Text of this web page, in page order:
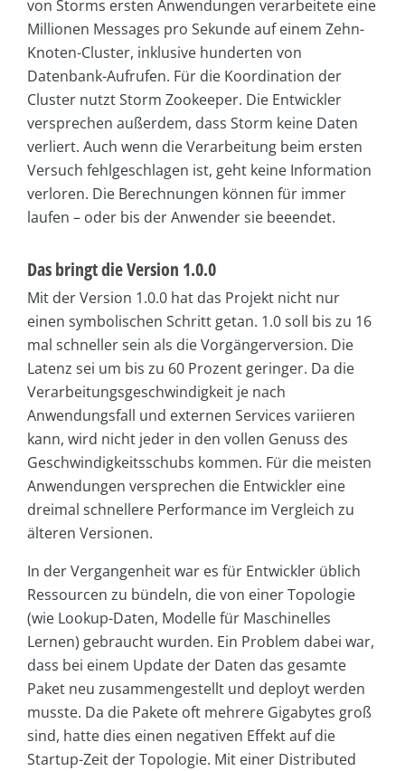
von Storms ersten Anwendungen verarbeitete eine
Millionen Messages pro Sekunde auf einem Zehn-
Knoten-Cluster, inklusive hunderten von
Datenbank-Aufrufen. Für die Koordination der
Cluster nutzt Storm Zookeeper. Die Entwickler
versprechen außerdem, dass Storm keine Daten
verliert. Auch wenn die Verarbeitung beim ersten
Versuch fehlgeschlagen ist, geht keine Information
verloren. Die Berechnungen können für immer
laufen – oder bis der Anwender sie beeendet.
Das bringt die Version 1.0.0
Mit der Version 1.0.0 hat das Projekt nicht nur
einen symbolischen Schritt getan. 1.0 soll bis zu 16
mal schneller sein als die Vorgängerversion. Die
Latenz sei um bis zu 60 Prozent geringer. Da die
Verarbeitungsgeschwindigkeit je nach
Anwendungsfall und externen Services variieren
kann, wird nicht jeder in den vollen Genuss des
Geschwindigkeitsschubs kommen. Für die meisten
Anwendungen versprechen die Entwickler eine
dreimal schnellere Performance im Vergleich zu
älteren Versionen.
In der Vergangenheit war es für Entwickler üblich
Ressourcen zu bündeln, die von einer Topologie
(wie Lookup-Daten, Modelle für Maschinelles
Lernen) gebraucht wurden. Ein Problem dabei war,
dass bei einem Update der Daten das gesamte
Paket neu zusammengestellt und deployt werden
musste. Da die Pakete oft mehrere Gigabytes groß
sind, hatte dies einen negativen Effekt auf die
Startup-Zeit der Topologie. Mit einer Distributed